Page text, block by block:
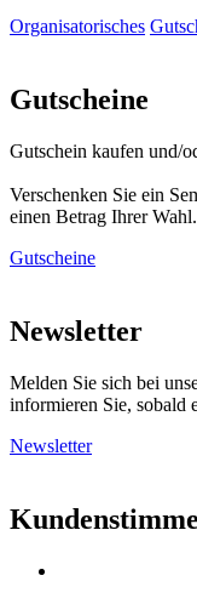
Organisatorisches
Gutscheine
Gutschein kaufen und/
Verschenken Sie ein
einen Betrag Ihrer Wahl.
Gutscheine
Newsletter
Melden Sie sich bei
informieren Sie, sobald
Newsletter